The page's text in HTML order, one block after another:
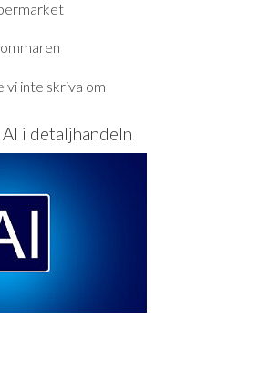
vi inte skriva om
i detaljhandeln